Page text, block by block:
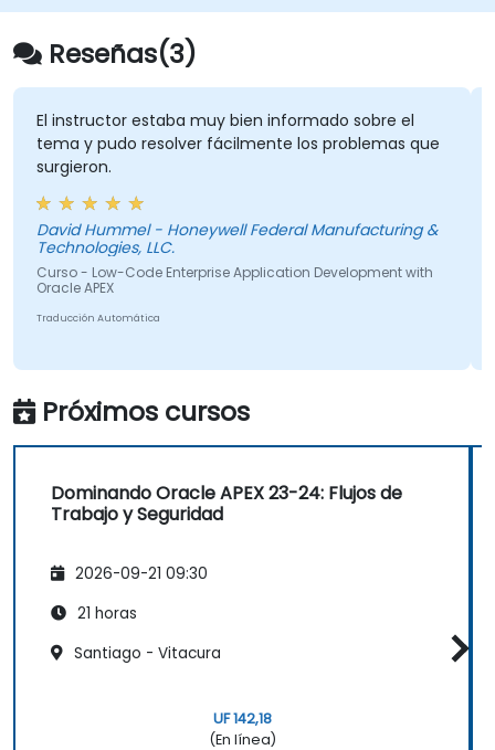
interfaz Page Designer.
Extender fácilmente la funcionalidad de
aplicaciones empresariales complejas
con Oracle APEX.
Optimizar y escalar el rendimiento y la
implementación de las aplicaciones.
Controlar y asegurar el acceso a los
datos y componentes de las aplicaciones.
Reseñas(3)
El instructor estaba muy bien informado sobre el
tema y pudo resolver fácilmente los problemas que
surgieron.
David Hummel - Honeywell Federal Manufacturing &
Technologies, LLC.
Curso - Low-Code Enterprise Application Development with
Oracle APEX
Traducción Automática
Próximos cursos
Dominando Oracle APEX 23-24: Flujos de
Trabajo y Seguridad
2026-09-21 09:30
21 horas
Santiago - Vitacura
UF 142,18
(En línea)